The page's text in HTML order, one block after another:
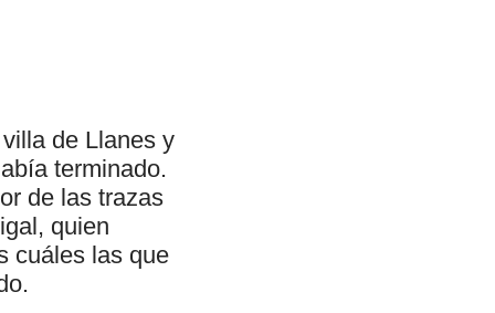
de Llanes y
terminado.
de las trazas
quien
cuáles las que